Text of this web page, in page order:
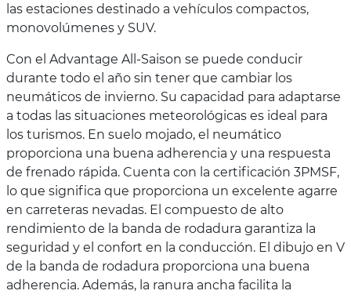
las estaciones destinado a vehículos compactos,
monovolúmenes y SUV.
Con el Advantage All-Saison se puede conducir
durante todo el año sin tener que cambiar los
neumáticos de invierno. Su capacidad para adaptarse
a todas las situaciones meteorológicas es ideal para
los turismos. En suelo mojado, el neumático
proporciona una buena adherencia y una respuesta
de frenado rápida. Cuenta con la certificación 3PMSF,
lo que significa que proporciona un excelente agarre
en carreteras nevadas. El compuesto de alto
rendimiento de la banda de rodadura garantiza la
seguridad y el confort en la conducción. El dibujo en V
de la banda de rodadura proporciona una buena
adherencia. Además, la ranura ancha facilita la